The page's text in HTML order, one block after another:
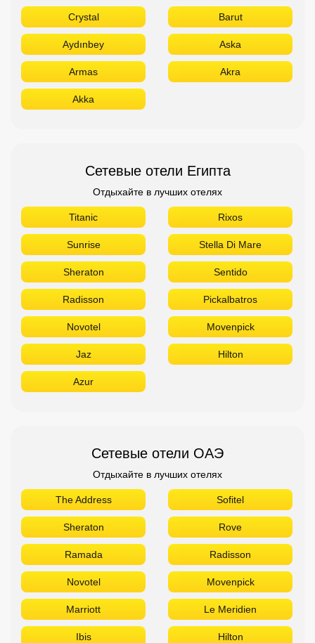
Crystal Barut
Aydınbey Aska
Armas Akra
Akka
Сетевые отели Египта
Отдыхайте в лучших отелях
Titanic Rixos
Sunrise Stella Di Mare
Sheraton Sentido
Radisson Pickalbatros
Novotel Movenpick
Jaz Hilton
Azur
Сетевые отели ОАЭ
Отдыхайте в лучших отелях
The Address Sofitel
Sheraton Rove
Ramada Radisson
Novotel Movenpick
Marriott Le Meridien
Ibis Hilton